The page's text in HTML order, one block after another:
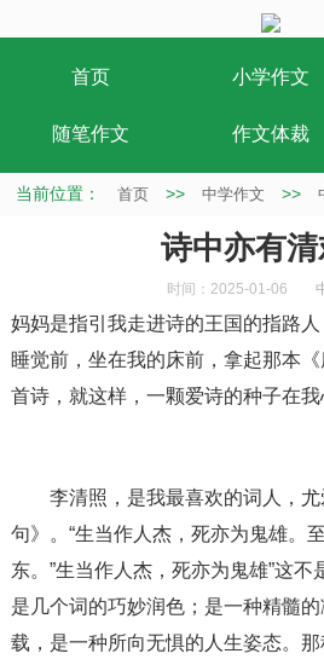
首页 小学作文
随笔作文 作文体裁
当前位置： 首页 >> 中学作文 >>
诗中亦有
时间：2025-01-06
妈妈是指引我走进诗的王国的指路
睡觉前，坐在我的床前，拿起那本
首诗，就这样，一颗爱诗的种子在我
李清照，是我最喜欢的词人，尤
句》。“生当作人杰，死亦为鬼雄。
东。”生当作人杰，死亦为鬼雄”这
是几个词的巧妙润色；是一种精髓
载，是一种所向无惧的人生姿态。